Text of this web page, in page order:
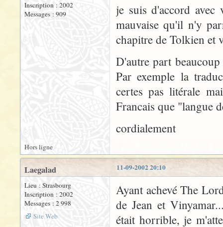
Inscription : 2002
Messages : 909
je suis d'accord
mauvaise qu'il n'y
chapitre de Tolkien et
D'autre part
Par exemple la
certes pas litérale
Francais que "langue
cordialement
Hors ligne
11-09-2002 20:10
Laegalad
Lieu : Strasbourg
Inscription : 2002
Messages : 2 998
Site Web
Ayant achevé The
de Jean et
était horrible, je